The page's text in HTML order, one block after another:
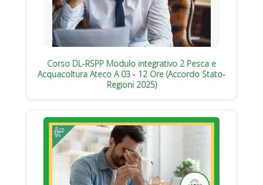
Corso DL-RSPP Modulo integrativo 2 Pesca e
Acquacoltura Ateco A 03 - 12 Ore (Accordo Stato-
Regioni 2025)